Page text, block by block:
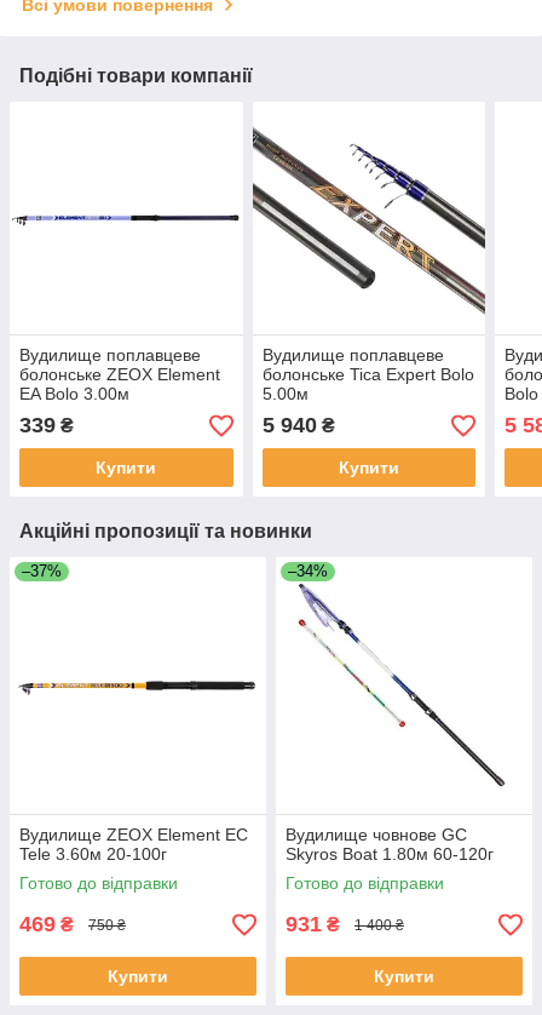
Всі умови повернення
Подібні товари компанії
Вудилище поплавцеве
болонське ZEOX Element
EA Bolo 3.00м
339 ₴
Купити
Вудилище поплавцеве
болонське Tica Expert Bolo
5.00м
5 940₴
Купити
5
Акційні пропозиції та новинки
–37%
Вудилище ZEOX Element EС
Tele 3.60м 20-100г
Готово до відправки
469 ₴ 750 ₴
Купити
–34%
Вудилище човнове GC
Skyros Boat 1.80м 60-120г
Готово до відправки
931 ₴ 1 400 ₴
Купити